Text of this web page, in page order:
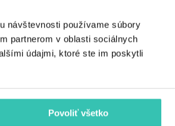
návštevnosti používame súbory
partnerom v oblasti sociálnych
údajmi, ktoré ste im poskytli
Povoliť všetko
ochorenia